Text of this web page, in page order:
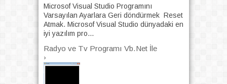
Microsof Visual Studio Programını
Varsayılan Ayarlara Geri döndürmek Reset
Atmak. Microsof Visual Studio dünyadaki en
iyi yazılım pro...
Radyo ve Tv Programı Vb.Net İle
›